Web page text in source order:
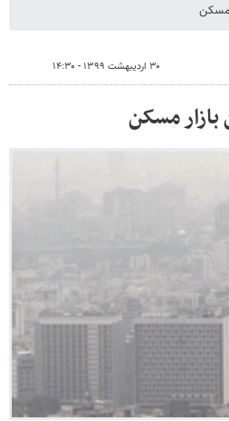
مسکن
۳۰ اردیبهشت ۱۳۹۹ - ۱۴:۳۰
مسکن